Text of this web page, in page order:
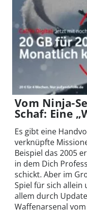
Vom Ninja-
Schaf: Eine
Es gibt eine
verknüpfte
Beispiel das 2005
in dem Dich
schickt. Aber im
Spiel für sich
allem durch
Waffenarsenal